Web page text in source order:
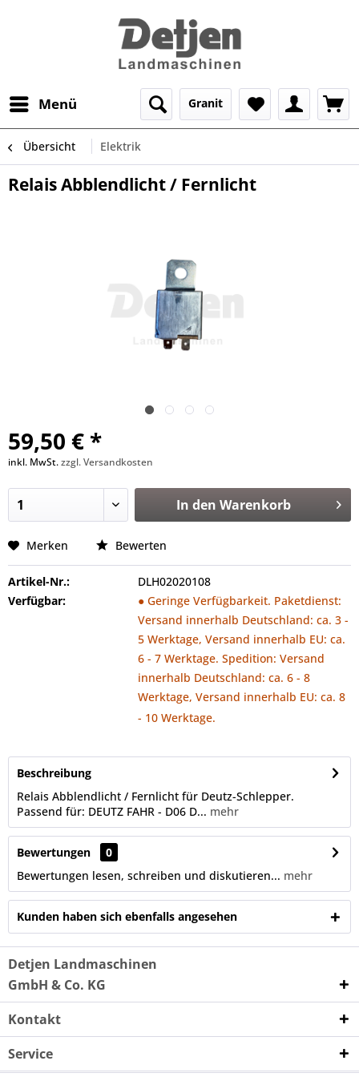
Menü Granit
Übersicht Elektrik
Relais Abblendlicht / Fernlicht
59,50 € *
inkl. MwSt.zzgl. Versandkosten
In den Warenkorb
Merken Bewerten
Artikel-Nr.:
DLH02020108
Verfügbar:
● Geringe Verfügbarkeit. Paketdienst:
Versand innerhalb Deutschland: ca. 3 -
5 Werktage, Versand innerhalb EU: ca.
6 - 7 Werktage. Spedition: Versand
innerhalb Deutschland: ca. 6 - 8
Werktage, Versand innerhalb EU: ca. 8
- 10 Werktage.
Beschreibung
Relais Abblendlicht / Fernlicht für Deutz-Schlepper.
Passend für: DEUTZ FAHR - D06 D... mehr
Bewertungen
0
Bewertungen lesen, schreiben und diskutieren... mehr
Kunden haben sich ebenfalls angesehen
Detjen Landmaschinen
GmbH & Co. KG
Kontakt
Service